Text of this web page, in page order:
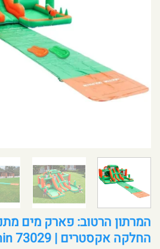
המרתון הרטוב: פארק מים
החלקה אקסטרים | Doctor Dolphin 73029